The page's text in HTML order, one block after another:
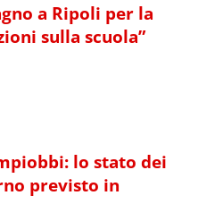
a Ripoli per la
sulla scuola”
lo stato dei
previsto in